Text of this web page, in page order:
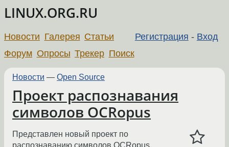
LINUX.ORG.RU
Регистрация - Вход
Новости Галерея Статьи
Форум Опросы Трекер Поиск
Новости — Open Source
Проект распознавания
символов OCRopus
Представлен новый проект по